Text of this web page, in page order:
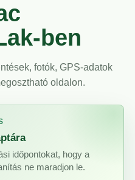
ben
fotók, GPS-adatok
oldalon.
időpontokat, hogy a
ne maradjon le.